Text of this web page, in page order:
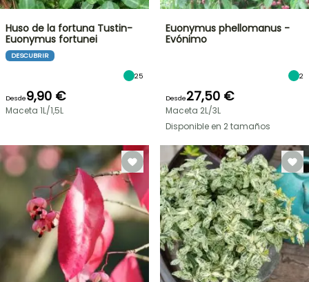
Huso de la fortuna Tustin-
Euonymus fortunei
DESCUBRIR
25
Desde9,90 €
Maceta 1L/1,5L
Euonymus phellomanus -
Evónimo
2
Desde27,50 €
Maceta 2L/3L
Disponible en 2 tamaños